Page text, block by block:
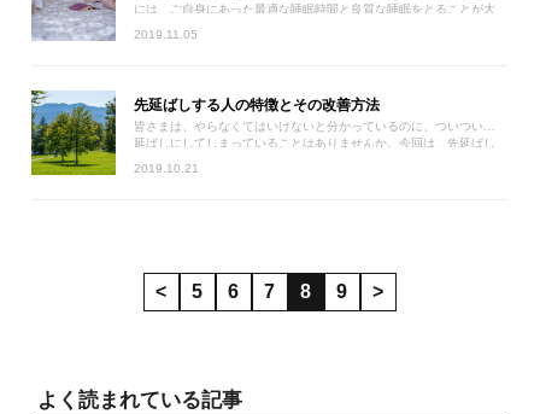
には、ご自身にあった最適な睡眠時間と良質な睡眠をとることが大
しましょう。
2019.11.05
先延ばしする人の特徴とその改善方法
皆さまは、やらなくてはいけないと分かっているのに、ついつい先
延ばしにしてしまっていることはありませんか。今回は、先延ばし
返って、仕事やプライベートで是非実践し、ゆとりある生活を送っ
2019.10.21
< 5 6 7 8 9 >
よく読まれている記事